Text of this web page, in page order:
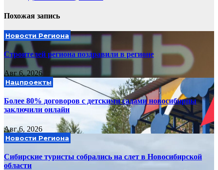
Похожая запись
Новости Региона
Строителей региона поздравили в регионе
Авг 6, 2026
Нацпроекты
Более 80% договоров с детскими садами новосибирцы
заключили онлайн
Авг 6, 2026
Новости Региона
Сибирские туристы собрались на слет в Новосибирской
области